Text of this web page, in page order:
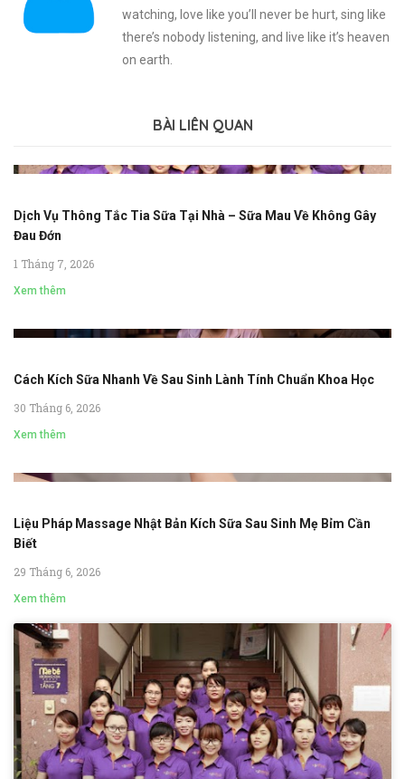
watching, love like you’ll never be hurt, sing like
there’s nobody listening, and live like it’s heaven
on earth.
BÀI LIÊN QUAN
Dịch Vụ Thông Tắc Tia Sữa Tại Nhà – Sữa Mau Về Không Gây
Đau Đớn
1 Tháng 7, 2026
Xem thêm
Cách Kích Sữa Nhanh Về Sau Sinh Lành Tính Chuẩn Khoa Học
30 Tháng 6, 2026
Xem thêm
Liệu Pháp Massage Nhật Bản Kích Sữa Sau Sinh Mẹ Bỉm Cần
Biết
29 Tháng 6, 2026
Xem thêm